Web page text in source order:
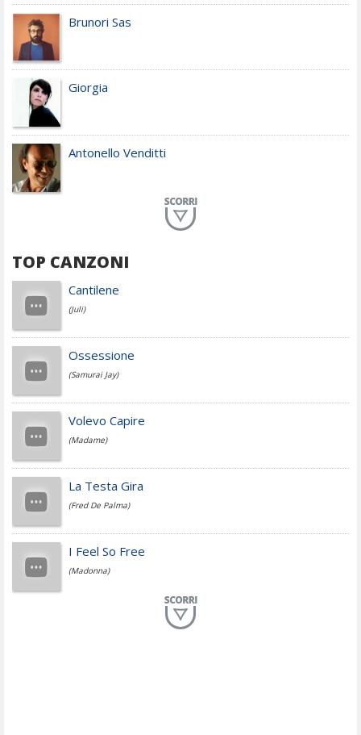
Brunori Sas
Giorgia
Antonello Venditti
Achille Lauro
Cesare Cremonini
Jovanotti
Fedez
Simone Cristicchi
TOP CANZONI
Cantilene
(Juli)
Ossessione
(Samurai Jay)
Volevo Capire
(Madame)
La Testa Gira
(Fred De Palma)
I Feel So Free
(Madonna)